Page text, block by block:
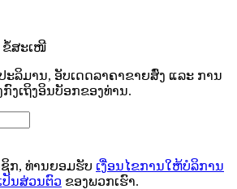
ຂໍ້ສະເໜີ
ລິມານ, ອັບເດດລາຄາຂາຍສົ່ງ ແລະ ການ
ງເຖິງອິນບັອກຂອງທ່ານ.
ກ, ທ່ານຍອມຮັບ ເງື່ອນໄຂການໃຫ້ບໍລິການ
ປັນສ່ວນຕົວ ຂອງພວກເຮົາ.